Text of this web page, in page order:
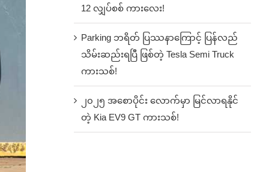
12 လျှပ်စစ် ကားလေး!
Parking ဘရိတ် ပြဿနာကြောင့် ပြန်လည်
သိမ်းဆည်းရပြီ ဖြစ်တဲ့ Tesla Semi Truck
ကားသစ်!
၂၀၂၅ အစောပိုင်း လောက်မှာ မြင်လာရနိုင်
တဲ့ Kia EV9 GT ကားသစ်!